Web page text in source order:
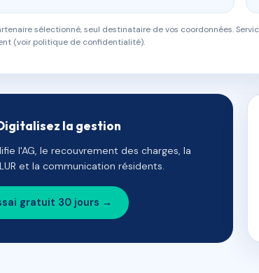
sélectionné, seul destinataire de vos coordonnées.
(voir politique de confidentialité).
la gestion
l'AG, le recouvrement des charges, la
et la communication résidents.
gratuit 30 jours →